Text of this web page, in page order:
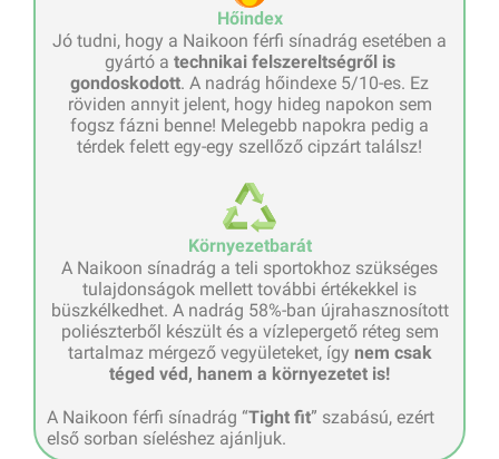
Hőindex
Jó tudni, hogy a Naikoon férfi sínadrág esetében a
gyártó a technikai felszereltségről is
gondoskodott. A nadrág hőindexe 5/10-es. Ez
röviden annyit jelent, hogy hideg napokon sem
fogsz fázni benne! Melegebb napokra pedig a
térdek felett egy-egy szellőző cipzárt találsz!
Környezetbarát
A Naikoon sínadrág a teli sportokhoz szükséges
tulajdonságok mellett további értékekkel is
büszkélkedhet. A nadrág 58%-ban újrahasznosított
poliészterből készült és a vízlepergető réteg sem
tartalmaz mérgező vegyületeket, így nem csak
téged véd, hanem a környezetet is!
A Naikoon férfi sínadrág “Tight fit” szabású, ezért
első sorban síeléshez ajánljuk.